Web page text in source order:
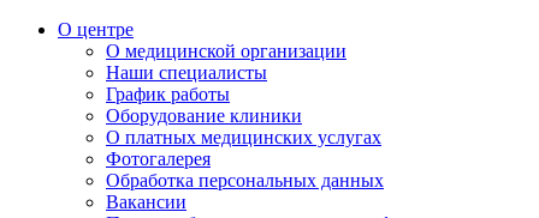
О центре
О медицинской организации
Наши специалисты
График работы
Оборудование клиники
О платных медицинских услугах
Фотогалерея
Обработка персональных данных
Вакансии